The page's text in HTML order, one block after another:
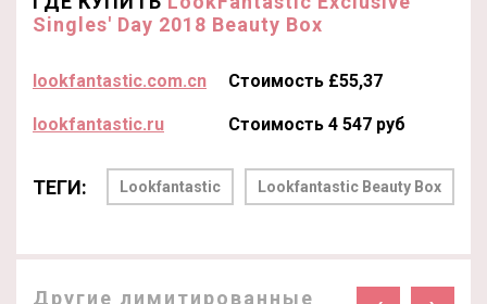
Singles' Day 2018 Beauty Box
lookfantastic.com.cn Стоимость £55,37
lookfantastic.ru Стоимость 4 547 руб
ТЕГИ: Lookfantastic Lookfantastic Beauty Box
Другие лимитированные